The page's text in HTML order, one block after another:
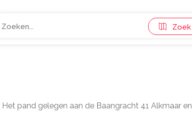
Zoek
pand gelegen aan de Baangracht 41 Alkmaar en